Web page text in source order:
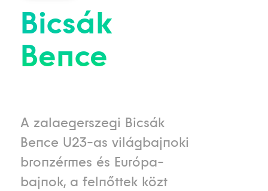
Bicsák
Bence
A zalaegerszegi Bicsák
Bence U23-as világbajnoki
bronzérmes és Európa-
bajnok, a felnőttek közt